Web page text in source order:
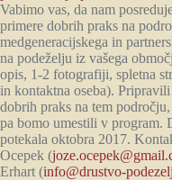
Vabimo vas, da nam
primere dobrih praks na
medgeneracijskega in
na podeželju iz vašega
opis, 1-2 fotografiji, spletna
in kontaktna oseba).
dobrih praks na tem
pa bomo umestili v program.
potekala oktobra 2017.
Ocepek (
Erhart (info@drustvo-